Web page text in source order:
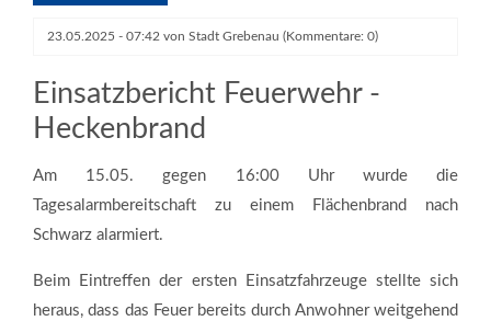
23.05.2025 - 07:42 von Stadt Grebenau (Kommentare: 0)
Einsatzbericht Feuerwehr -
Heckenbrand
Am 15.05. gegen 16:00 Uhr wurde die
Tagesalarmbereitschaft zu einem Flächenbrand nach
Schwarz alarmiert.
Beim Eintreffen der ersten Einsatzfahrzeuge stellte sich
heraus, dass das Feuer bereits durch Anwohner weitgehend